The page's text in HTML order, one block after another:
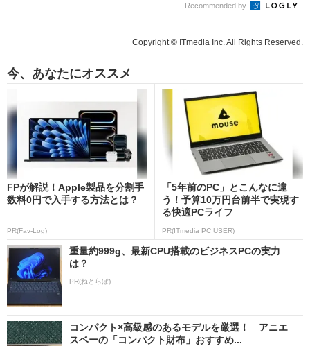
Recommended by
Copyright © ITmedia Inc. All Rights Reserved.
今、あなたにオススメ
FPが解説！Apple製品を分割手
数料0円で入手する方法とは？
PR(Fav-Log)
「5年前のPC」とこんなに違
う！予算10万円台前半で実現す
る快適PCライフ
PR(ITmedia PC USER)
重量約999g、最新CPU搭載のビジネスPCの実力
は？
PR(ねとらぼ)
コンパクト×高級感のあるモデルを厳選！ アニエ
スベーの「コンパクト財布」おすすめ...